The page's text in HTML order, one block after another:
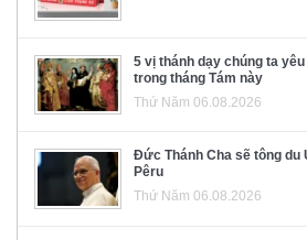
5 vị thánh dạy chúng ta
trong tháng Tám này
Thứ Năm 06.08.2026
Đức Thánh Cha sẽ tông du
Pêru
Thứ Năm 06.08.2026